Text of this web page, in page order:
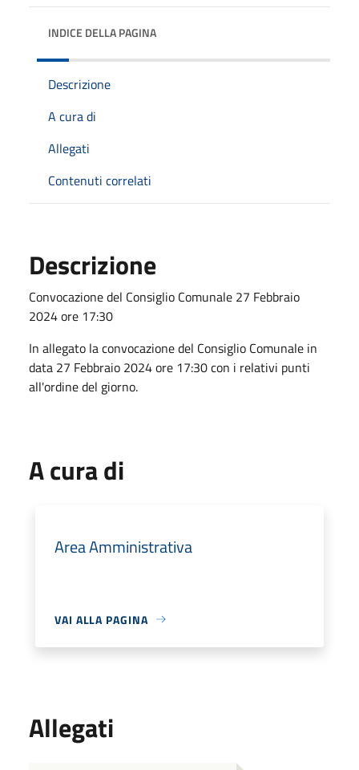
INDICE DELLA PAGINA
Descrizione
A cura di
Allegati
Contenuti correlati
Descrizione
Convocazione del Consiglio Comunale 27 Febbraio
2024 ore 17:30
In allegato la convocazione del Consiglio Comunale in
data 27 Febbraio 2024 ore 17:30 con i relativi punti
all'ordine del giorno.
A cura di
Area Amministrativa
VAI ALLA PAGINA
Allegati